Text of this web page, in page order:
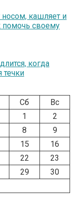
носом, кашляет и
помочь своему
когда
течки
Сб
Вс
1
2
8
9
15
16
22
23
29
30